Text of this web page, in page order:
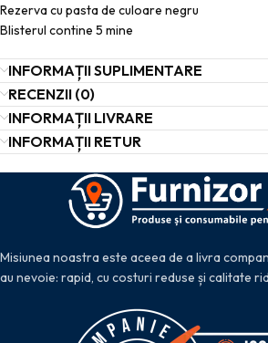
Rezerva cu pasta de culoare negru
Blisterul contine 5 mine
INFORMAȚII SUPLIMENTARE
RECENZII (0)
INFORMAȚII LIVRARE
INFORMAȚII RETUR
Misiunea noastra este aceea de a livra
au nevoie: rapid, cu costuri reduse și calitate